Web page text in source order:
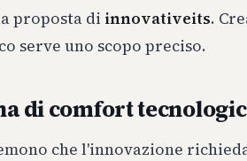
proposta di innovativeits.
serve uno scopo preciso.
di comfort
che l'innovazione